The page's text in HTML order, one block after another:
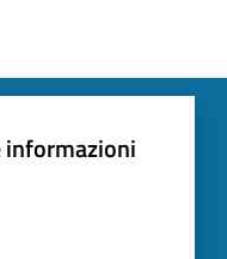
informazioni